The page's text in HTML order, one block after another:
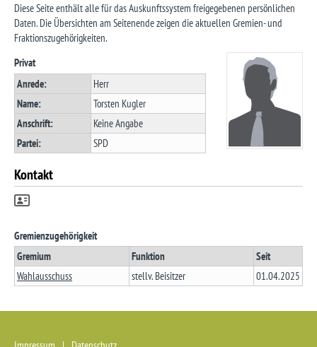
Diese Seite enthält alle für das Auskunftssystem freigegebenen persönlichen
Daten. Die Übersichten am Seitenende zeigen die aktuellen Gremien- und
Fraktionszugehörigkeiten.
Privat
Anrede:
Herr
Name:
Torsten Kugler
Anschrift:
Keine Angabe
Partei:
SPD
Kontakt
Gremienzugehörigkeit
Gremium
Funktion
Seit
Wahlausschuss
stellv. Beisitzer 01.04.2025
Startseite(Access key 0)